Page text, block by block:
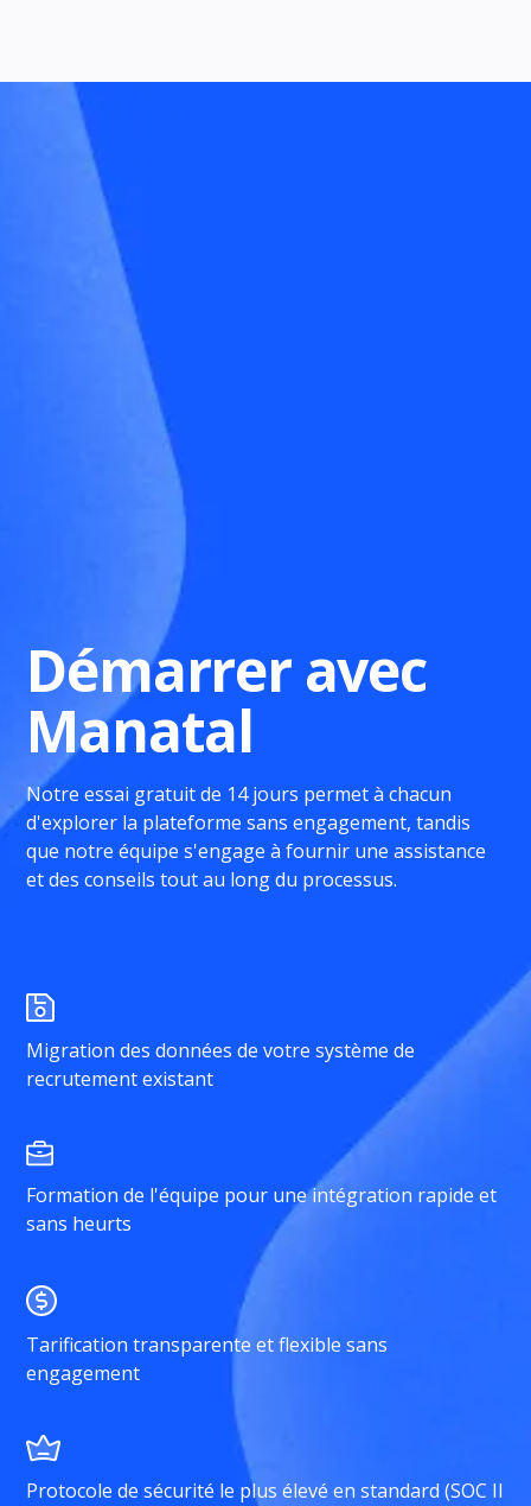
Démarrer avec
Manatal
Notre essai gratuit de 14 jours permet à chacun
d'explorer la plateforme sans engagement, tandis
que notre équipe s'engage à fournir une assistance
et des conseils tout au long du processus.
Migration des données de votre système de
recrutement existant
Formation de l'équipe pour une intégration rapide et
sans heurts
Tarification transparente et flexible sans
engagement
Protocole de sécurité le plus élevé en standard (SOC II